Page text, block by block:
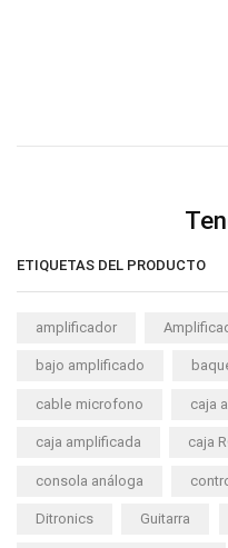
ETIQUETAS DEL PRODUCTO
amplificador
bajo amplificado
cable microfono caja
caja amplificada caja
consola análoga
Ditronics Guitarra